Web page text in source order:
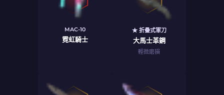
MAC-10
霓虹騎士
★ 折疊式軍刀
大馬士革鋼
輕微磨損